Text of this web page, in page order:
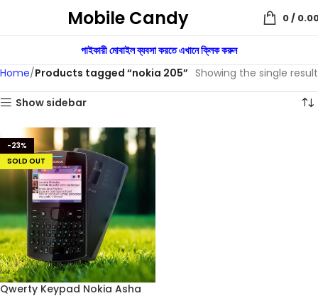
Mobile Candy 0/
পাইকারী মোবাইল ব্যবসা করতে এখানে ক্লিক করুন
Home Products tagged “nokia 205” Showing the single result
Show sidebar
-23%
SOLD OUT
Qwerty Keypad Nokia Asha